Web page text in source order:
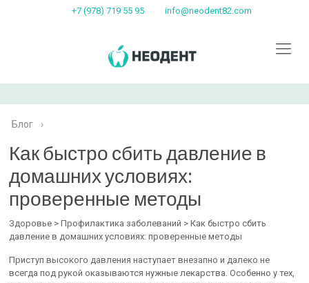
+7 (978) 719 55 95 info@neodent82.com
Блог ›
Как быстро сбить давление в
домашних условиях:
проверенные методы
Здоровье > Профилактика заболеваний > Как быстро сбить
давление в домашних условиях: проверенные методы
Приступ высокого давления наступает внезапно и далеко не
всегда под рукой оказываются нужные лекарства. Особенно у тех,